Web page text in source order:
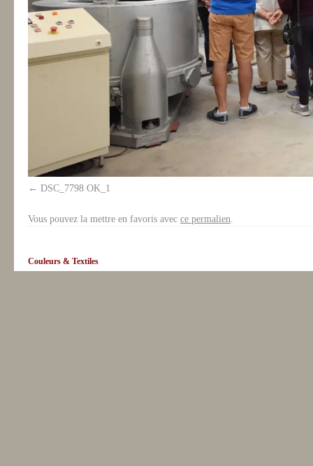
DSC_7798 OK_1
Vous pouvez la mettre en favoris avec ce permalien.
Couleurs & Textiles